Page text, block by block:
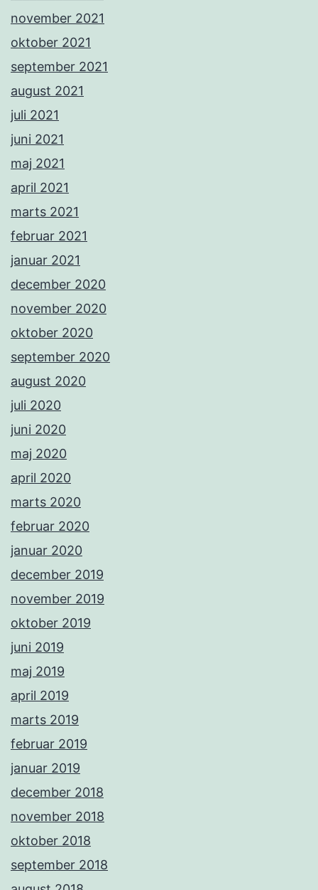
november 2021
oktober 2021
september 2021
august 2021
juli 2021
juni 2021
maj 2021
april 2021
marts 2021
februar 2021
januar 2021
december 2020
november 2020
oktober 2020
september 2020
august 2020
juli 2020
juni 2020
maj 2020
april 2020
marts 2020
februar 2020
januar 2020
december 2019
november 2019
oktober 2019
juni 2019
maj 2019
april 2019
marts 2019
februar 2019
januar 2019
december 2018
november 2018
oktober 2018
september 2018